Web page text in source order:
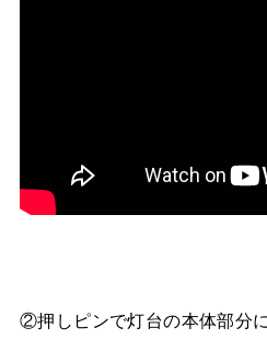
②押しピンで灯台の本体部分